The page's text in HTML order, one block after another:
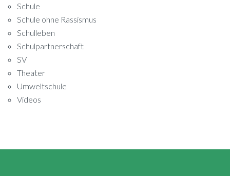
Schule
Schule ohne Rassismus
Schulleben
Schulpartnerschaft
SV
Theater
Umweltschule
Videos